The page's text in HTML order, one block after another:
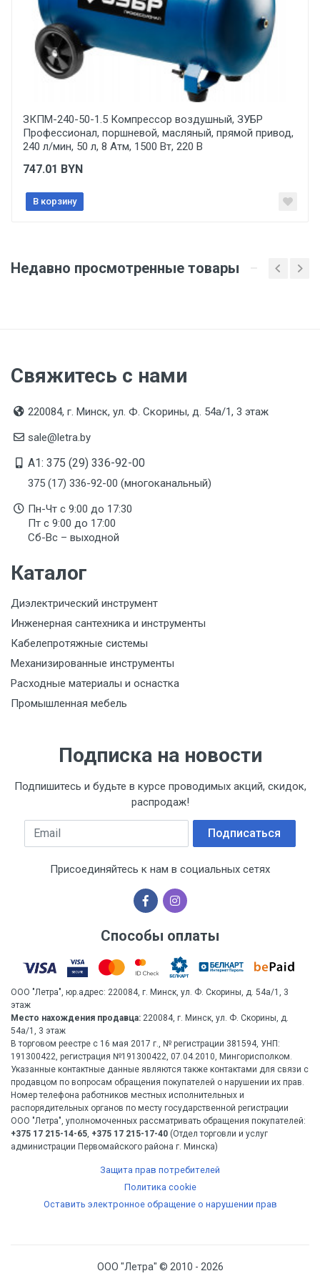
Дата изготовления
Указана на упаковке / в паспорте товара
Срок годности
Указан на упаковке / в паспорте товара
Подтверждение соответствия
Товар соответствует требованиям технических
регламентов ТР ТС (ЕАЭС). Сведения о номере
сертификата/декларации соответствия содержатся
в сопроводительной документации к товару и
Отправить отзыв
ЗКПМ-240-50-1.5 Компрессор воздушный, ЗУБР
Профессионал, поршневой, масляный, прямой привод,
240 л/мин, 50 л, 8 Атм, 1500 Вт, 220 В
747.01 BYN
В корзину
Недавно просмотренные товары
Свяжитесь с нами
220084, г. Минск, ул. Ф. Скорины, д. 54а/1, 3 этаж
sale@letra.by
A1: 375 (29) 336-92-00
375 (17) 336-92-00 (многоканальный)
Пн-Чт с 9:00 до 17:30
Пт с 9:00 до 17:00
Сб-Вс – выходной
Каталог
Диэлектрический инструмент
Инженерная сантехника и инструменты
Кабелепротяжные системы
Механизированные инструменты
Расходные материалы и оснастка
Промышленная мебель
Подписка на новости
Подпишитесь и будьте в курсе проводимых акций, скидок,
распродаж!
Email Подписаться
Присоединяйтесь к нам в социальных сетях
Способы оплаты
ООО "Летра", юр.адрес: 220084, г. Минск, ул. Ф. Скорины, д. 54а/1, 3
этаж
Место нахождения продавца: 220084, г. Минск, ул. Ф. Скорины, д.
54а/1, 3 этаж
В торговом реестре с 16 мая 2017 г., № регистрации 381594, УНП:
191300422, регистрация №191300422, 07.04.2010, Мингорисполком.
Указанные контактные данные являются также контактами для связи с
продавцом по вопросам обращения покупателей о нарушении их прав.
Номер телефона работников местных исполнительных и
распорядительных органов по месту государственной регистрации
ООО "Летра", уполномоченных рассматривать обращения покупателей:
+375 17 215-14-65, +375 17 215-17-40 (Отдел торговли и услуг
администрации Первомайского района г. Минска)
Защита прав потребителей
Политика cookie
Оставить электронное обращение о нарушении прав
ООО "Летра" © 2010 - 2026